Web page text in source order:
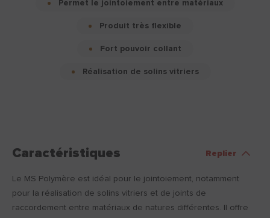
Permet le jointoiement entre matériaux
Produit très flexible
Fort pouvoir collant
Réalisation de solins vitriers
Caractéristiques Replier
Le MS Polymère est idéal pour le jointoiement, notamment
pour la réalisation de solins vitriers et de joints de
raccordement entre matériaux de natures différentes. Il offre